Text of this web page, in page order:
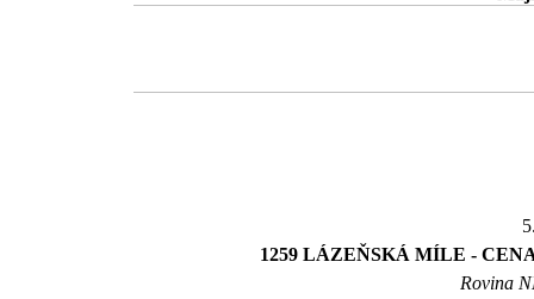
1259 LÁZEŇSKÁ MÍLE -
Rovina